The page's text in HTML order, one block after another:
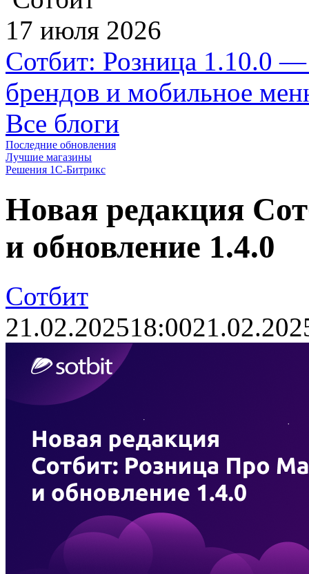
17 июля 2026
Сотбит: Розница 1.10.0 —
брендов и мобильное
Все блоги
Последние обновления
Лучшие магазины
Решения 1С-Битрикс
Новая редакция
и обновление 1.4.0
Сотбит
21.02.202518:00